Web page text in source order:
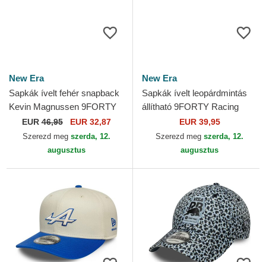
New Era
Sapkák ívelt fehér snapback
Kevin Magnussen 9FORTY
Haas F1 Team Formula 1
New Era
EUR46,95 EUR 32,87
Szerezd meg szerda, 12.
augusztus
New Era
Sapkák ívelt leopárdmintás
állítható 9FORTY Racing
Bulls F1 Team Formula 1
New Era
EUR 39,95
Szerezd meg szerda, 12.
augusztus